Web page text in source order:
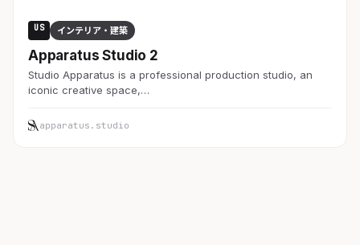
US インテリア・建築
Apparatus Studio 2
Studio Apparatus is a professional production studio, an
iconic creative space,…
apparatus.studio